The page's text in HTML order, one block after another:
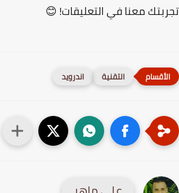
معنا في التعليقات! 😊
التقنية اندرويد